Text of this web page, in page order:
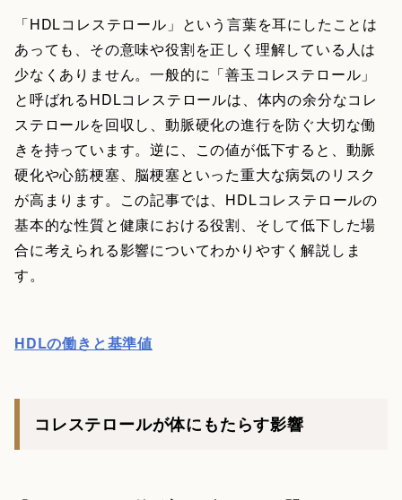
「HDLコレステロール」という言葉を耳にしたことは
あっても、その意味や役割を正しく理解している人は
少なくありません。一般的に「善玉コレステロール」
と呼ばれるHDLコレステロールは、体内の余分なコレ
ステロールを回収し、動脈硬化の進行を防ぐ大切な働
きを持っています。逆に、この値が低下すると、動脈
硬化や心筋梗塞、脳梗塞といった重大な病気のリスク
が高まります。この記事では、HDLコレステロールの
基本的な性質と健康における役割、そして低下した場
合に考えられる影響についてわかりやすく解説しま
す。
HDLの働きと基準値
コレステロールが体にもたらす影響